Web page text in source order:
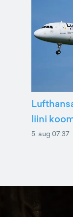
liini
5. aug 07:37